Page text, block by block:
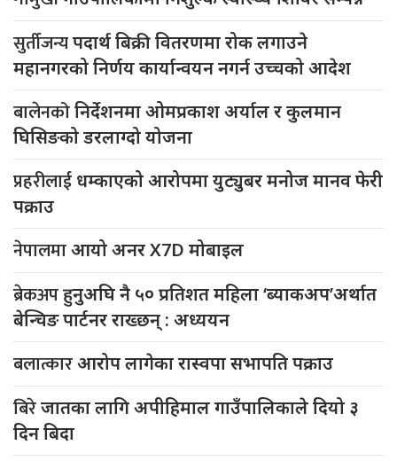
सुर्तीजन्यपदार्थ बिक्री वितरणमा रोक लगाउने
महानगरको निर्णय कार्यान्वयन नगर्न उच्चको आदेश
बालेनकोनिर्देशनमा ओमप्रकाश अर्याल र कुलमान
घिसिङको डरलाग्दो योजना
प्रहरीलाई धम्काएको आरोपमा युट्युबर मनोज मानव फेरी
पक्राउ
नेपालमाआयो अनर X7D मोबाइल
ब्रेकअपहुनुअघि नै ५० प्रतिशत महिला ‘ब्याकअप’अर्थात
बेन्चिङ पार्टनर राख्छन् : अध्ययन
बलात्कारआरोप लागेका रास्वपा सभापति पक्राउ
बिरेजातका लागि अपीहिमाल गाउँपालिकाले दियो ३
दिन बिदा